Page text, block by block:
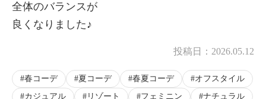
全体のバランスが
良くなりました♪
投稿日： 2026.05.12
春コーデ 夏コーデ 春夏コーデ
オフスタイル
カジュアル
リゾート フェミニン
ナチュラル